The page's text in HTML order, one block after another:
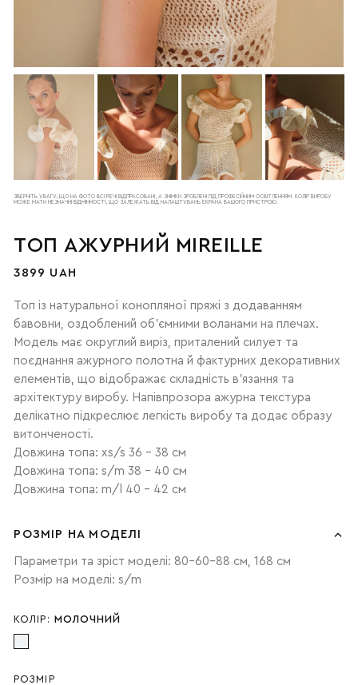
ЗВЕРНІТЬ УВАГУ, ЩО НА ФОТО ВСІ РЕЧІ ВІДПРАСОВАНІ, А ЗНІМКИ ЗРОБЛЕНІ ПІД ПРОФЕСІЙНИМ ОСВІТЛЕННЯМ. КОЛІР ВИРОБУ
МОЖЕ МАТИ НЕЗНАЧНІ ВІДМІННОСТІ, ЩО ЗАЛЕЖАТЬ ВІД НАЛАШТУВАНЬ ЕКРАНА ВАШОГО ПРИСТРОЮ.
ТОП АЖУРНИЙ MIREILLE
3899 UAH
Топ із натуральної конопляної пряжі з додаванням
бавовни, оздоблений об'ємними воланами на плечах.
Модель має округлий виріз, приталений силует та
поєднання ажурного полотна й фактурних декоративних
елементів, що відображає складність в'язання та
архітектуру виробу. Напівпрозора ажурна текстура
делікатно підкреслює легкість виробу та додає образу
витонченості.
Довжина топа: xs/s 36 - 38 см
Довжина топа: s/m 38 - 40 см
Довжина топа: m/l 40 - 42 см
РОЗМІР НА МОДЕЛІ
Параметри та зріст моделі: 80-60-88 см, 168 см
Розмір на моделі: s/m
КОЛІР: МОЛОЧНИЙ
РОЗМІР